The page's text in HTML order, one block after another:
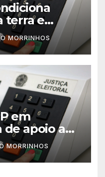
terra e
única
MORRINHOS
em
de apoio a
com
MORRINHOS